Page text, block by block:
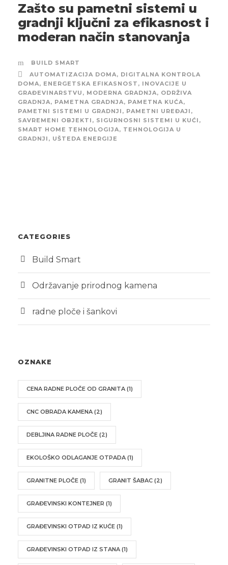
Zašto su pametni sistemi u
gradnji ključni za efikasnost i
moderan način stanovanja
BUILD SMART
AUTOMATIZACIJA DOMA, DIGITALNA KONTROLA
DOMA, ENERGETSKA EFIKASNOST , INOVACIJE U
GRAĐEVINARSTVU , MODERNA GRADNJA, ODRŽIVA
GRADNJA, PAMETNA GRADNJA, PAMETNA KUĆA,
PAMETNI SISTEMI U GRADNJI , PAMETNI UREĐAJI ,
SAVREMENI OBJEKTI , SIGURNOSNI SISTEMI U KUĆI ,
SMART HOME TEHNOLOGIJA, TEHNOLOGIJA U
GRADNJI , UŠTEDA ENERGIJE
CATEGORIES
Build Smart
Održavanje prirodnog kamena
radne ploče i šankovi
OZNAKE
CENA RADNE PLOČE OD GRANITA (1)
CNC OBRADA KAMENA (2)
DEBLJINA RADNE PLOČE (2)
EKOLOŠKO ODLAGANJE OTPADA (1)
GRANITNE PLOČE (1) GRANIT ŠABAC (2)
GRAĐEVINSKI KONTEJNER (1)
GRAĐEVINSKI OTPAD IZ KUĆE (1)
GRAĐEVINSKI OTPAD IZ STANA (1)